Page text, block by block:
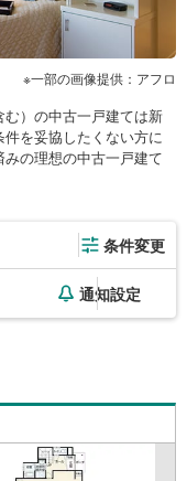
一部の画像提供：アフロ
）の中古一戸建ては新
を妥協したくない方に
の理想の中古一戸建て
条件変更
通知設定